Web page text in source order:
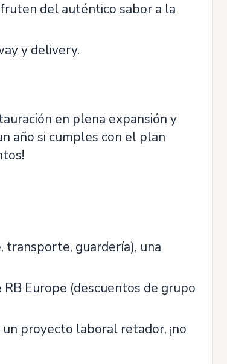
del auténtico sabor a la
y delivery.
en plena expansión y
año si cumples con el plan
guardería), una
Europe (descuentos de grupo
proyecto laboral retador, ¡no